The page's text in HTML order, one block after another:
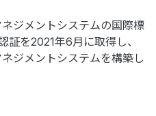
ジメントシステムの国際標
を2021年6月に取得し、
ジメントシステムを構築し